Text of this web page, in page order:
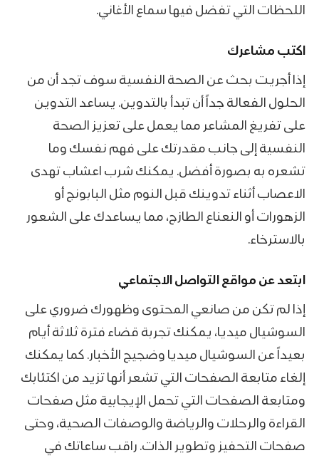
اللحظات التي تفضل فيها سماع الأغاني.
اكتب مشاعرك
إذا أجريت بحث عن الصحة النفسية سوف تجد أن من
الحلول الفعالة جداً أن تبدأ بالتدوين. يساعد التدوين
على تفريغ المشاعر مما يعمل على تعزيز الصحة
النفسية إلى جانب مقدرتك على فهم نفسك وما
تشعره به بصورة أفضل. يمكنك شرب اعشاب تهدى
الاعصاب أثناء تدوينك قبل النوم مثل البابونج أو
الزهورات أو النعناع الطازج، مما يساعدك على الشعور
بالاسترخاء.
ابتعد عن مواقع التواصل الاجتماعي
إذا لم تكن من صانعي المحتوى وظهورك ضروري على
السوشيال ميديا، يمكنك تجربة قضاء فترة ثلاثة أيام
بعيداً عن السوشيال ميديا وضجيج الأخبار. كما يمكنك
إلغاء متابعة الصفحات التي تشعر أنها تزيد من اكتئابك
ومتابعة الصفحات التي تحمل الإيجابية مثل صفحات
القراءة والرحلات والرياضة والوصفات الصحية، وحتى
صفحات التحفيز وتطوير الذات. راقب ساعاتك في